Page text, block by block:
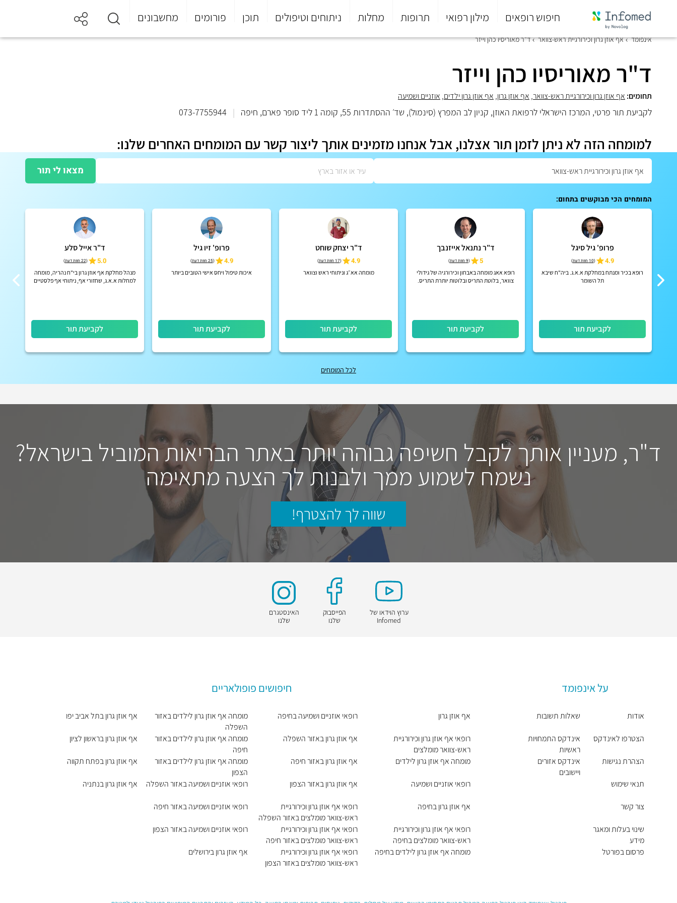
חיפוש רופאים מילון רפואי תרופות מחלות ניתוחים וטיפולים תוכן פורומים מחשבונים
סוף
אינפומד אף אוזן גרון וכירורגיית ראש-צוואר ד"ר מאוריסיו כהן וייזר
ד"ר מאוריסיו כהן וייזר
תחומים: אף אוזן גרון וכירורגיית ראש-צוואר, אף אוזן גרון, אף אוזן גרון ילדים, אוזניים ושמיעה
לקביעת תור פרטי, המרכז הישראלי לרפואת האוזן, קניון לב המפרץ (סינמול), שד׳ ההסתדרות 55, קומה 1 ליד סופר פארם, חיפה |
073-7755944
למומחה הזה לא ניתן לזמן תור אצלנו, אבל אנחנו מזמינים אותך ליצור קשר עם המומחים האחרים שלנו:
מצאו לי תור
המומחים הכי מבוקשים בתחום:
פרופ' גיל סיגל
4.9
(10 חוות דעת )
רופא בכיר ומנתח במחלקת א.א.ג. ביה"ח שיבא
תל השומר
לקביעת תור
ד"ר נתנאל אייזנבך
5
(9 חוות דעת )
רופא אאג מומחה באבחון וכירורגיה של גידולי
צוואר, בלוטת התריס ובלוטות יותרת התריס.
לקביעת תור
ד"ר יצחק שוחט
4.9
(17 חוות דעת )
מומחה אא״ג וניתוחי ראש וצוואר
לקביעת תור
פרופ' זיו גיל
4.9
(25 חוות דעת )
איכות טיפול ויחס אישי הטובים ביותר
לקביעת תור
ד"ר אייל סלע
5.0
(22 חוות דעת )
מנהל מחלקת אף אוזן גרון בי"ח נהריה, מומחה
למחלות א.א.ג, שחזורי אף, ניתוחי אף פלסטיים
לקביעת תור
לכל המומחים
ד"ר, מעניין אותך לקבל חשיפה גבוהה יותר באתר הבריאות המוביל בישראל?
נשמח לשמוע ממך ולבנות לך הצעה מתאימה
שווה לך להצטרף!
ערוץ הוידאו של
Infomed
הפייסבוק
שלנו
האינסטגרם
שלנו
על אינפומד
אודות
הצטרפו לאינדקס
הצהרת נגישות
תנאי שימוש
צור קשר
שינוי בעלות ומאגר
מידע
פרסום בפורטל
שאלות תשובות
אינדקס התמחויות
ראשיות
אינדקס אזורים
ויישובים
חיפושים פופולאריים
אף אוזן גרון
רופאי אף אוזן גרון וכירורגיית
ראש-צוואר מומלצים
מומחה אף אוזן גרון לילדים
רופאי אוזניים ושמיעה
אף אוזן גרון בחיפה
רופאי אף אוזן גרון וכירורגיית
ראש-צוואר מומלצים בחיפה
מומחה אף אוזן גרון לילדים בחיפה
רופאי אוזניים ושמיעה בחיפה
אף אוזן גרון באזור השפלה
אף אוזן גרון באזור חיפה
אף אוזן גרון באזור הצפון
רופאי אף אוזן גרון וכירורגיית
ראש-צוואר מומלצים באזור השפלה
רופאי אף אוזן גרון וכירורגיית
ראש-צוואר מומלצים באזור חיפה
רופאי אף אוזן גרון וכירורגיית
ראש-צוואר מומלצים באזור הצפון
מומחה אף אוזן גרון לילדים באזור
השפלה
מומחה אף אוזן גרון לילדים באזור
חיפה
מומחה אף אוזן גרון לילדים באזור
הצפון
רופאי אוזניים ושמיעה באזור השפלה
רופאי אוזניים ושמיעה באזור חיפה
רופאי אוזניים ושמיעה באזור הצפון
אף אוזן גרון בירושלים
אף אוזן גרון בתל אביב יפו
אף אוזן גרון בראשון לציון
אף אוזן גרון בפתח תקווה
אף אוזן גרון בנתניה